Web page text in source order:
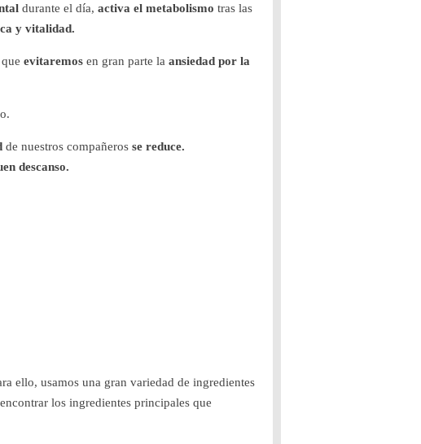
durante el día, activa el metabolismo tras las
y vitalidad.
evitaremos en gran parte la ansiedad por la
de nuestros compañeros se reduce.
descanso.
ello, usamos una gran variedad de ingredientes
los ingredientes principales que